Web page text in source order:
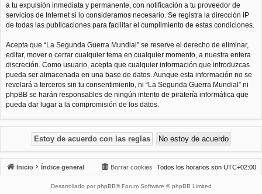
a tu expulsión inmediata y permanente, con notificación a tu proveedor de
servicios de Internet si lo consideramos necesario. Se registra la dirección IP
de todas las publicaciones para facilitar el cumplimiento de estas condiciones.
Acepta que “La Segunda Guerra Mundial” se reserve el derecho de eliminar,
editar, mover o cerrar cualquier tema en cualquier momento, a nuestra entera
discreción. Como usuario, acepta que cualquier información que introduzcas
pueda ser almacenada en una base de datos. Aunque esta información no se
revelará a terceros sin tu consentimiento, ni “La Segunda Guerra Mundial” ni
phpBB se harán responsables de ningún intento de piratería informática que
pueda dar lugar a la compromisión de los datos.
Inicio Índice general Todos los horarios son UTC+02:00
Borrar cookies
Desarrollado por phpBB® Forum Software © phpBB Limited